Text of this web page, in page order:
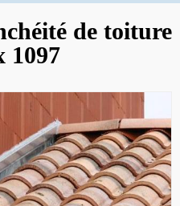
de toiture
1097